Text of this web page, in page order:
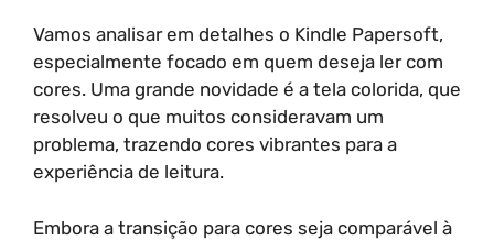
Vamos analisar em detalhes o Kindle Papersoft,
especialmente focado em quem deseja ler com
cores. Uma grande novidade é a tela colorida, que
resolveu o que muitos consideravam um
problema, trazendo cores vibrantes para a
experiência de leitura.
Embora a transição para cores seja comparável à